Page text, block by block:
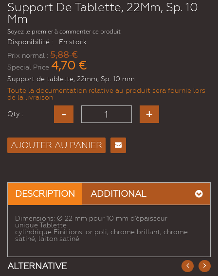
Support De Tablette, 22Mm, Sp. 10
Mm
Soyez le premier à commenter ce produit
Disponibilité :
En stock
Prix normal : 5,88 €
Special Price 4,70 €
Support de tablette, 22mm, Sp. 10 mm
Toute la documentation relative au produit sera fournie lors
de la livraison
Qty :
AJOUTER AU PANIER
DESCRIPTION ADDITIONAL
Dimensions: Ø 22 mm pour 10 mm d'épaisseur
unique Tablette
cylindrique Finitions: or poli, chrome brillant, chrome
satiné, laiton satiné
ALTERNATIVE